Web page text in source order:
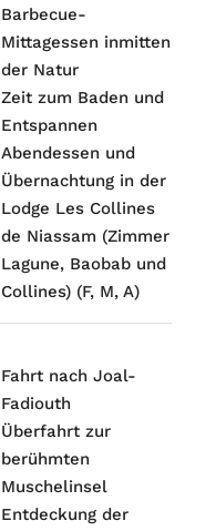
Barbecue-
Mittagessen inmitten
der Natur
Zeit zum Baden und
Entspannen
Abendessen und
Übernachtung in der
Lodge Les Collines
de Niassam (Zimmer
Lagune, Baobab und
Collines) (F, M, A)
Fahrt nach Joal-
Fadiouth
Überfahrt zur
berühmten
Muschelinsel
Entdeckung der